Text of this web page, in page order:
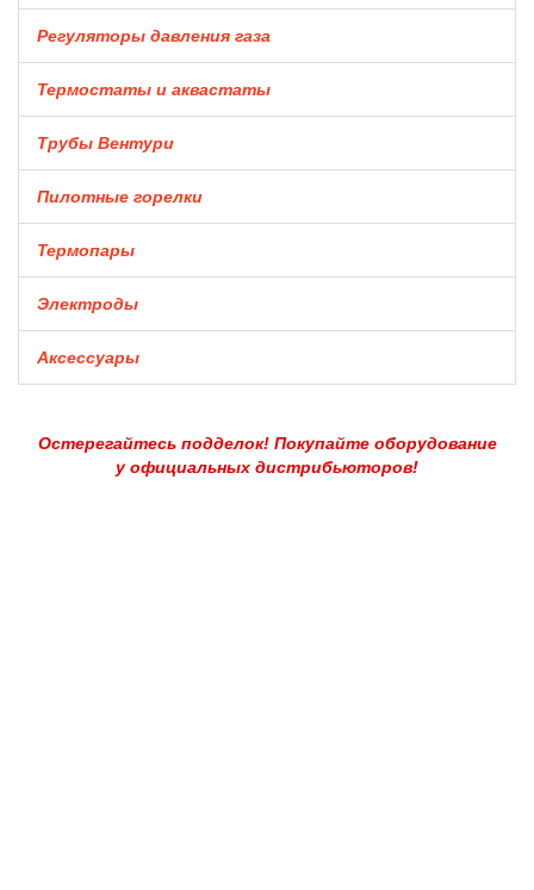
Регуляторы давления газа
Термостаты и аквастаты
Трубы Вентури
Пилотные горелки
Термопары
Электроды
Аксессуары
Остерегайтесь подделок! Покупайте оборудование
у официальных дистрибьюторов!